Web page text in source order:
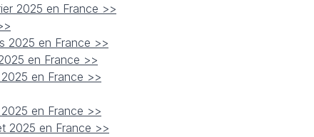
2025 en France >>
2025 en France >>
en France >>
en France >>
en France >>
2025 en France >>